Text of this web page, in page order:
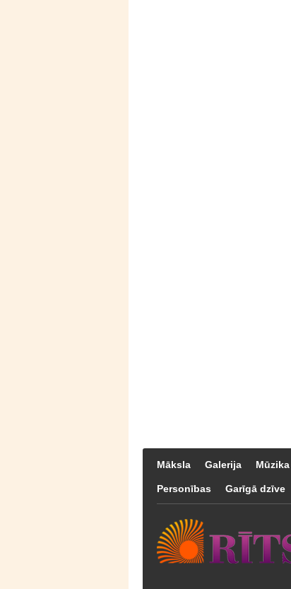
Māksla Galerija Mūzika
Personības Garīgā dzīve